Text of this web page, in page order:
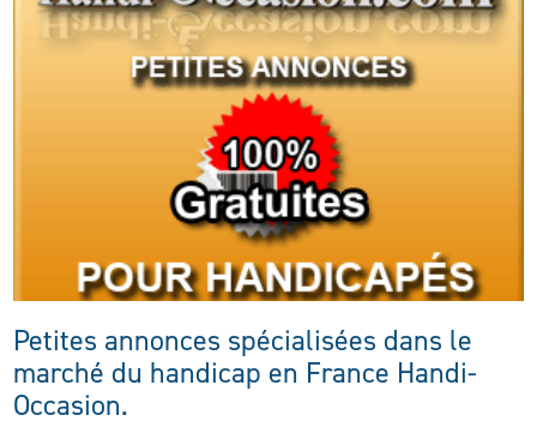
Petites annonces spécialisées dans le
marché du handicap en France Handi-
Occasion.